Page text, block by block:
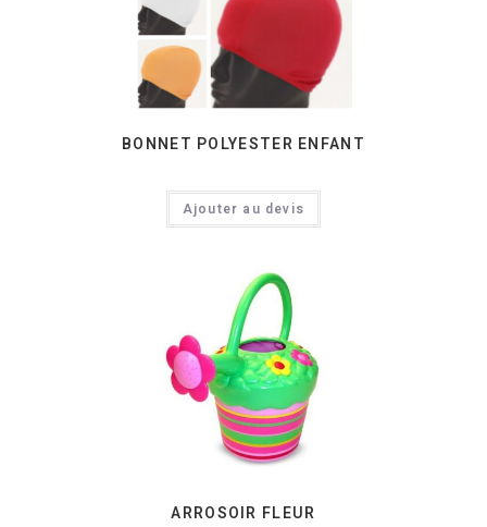
BONNET POLYESTER ENFANT
Ajouter au devis
ARROSOIR FLEUR